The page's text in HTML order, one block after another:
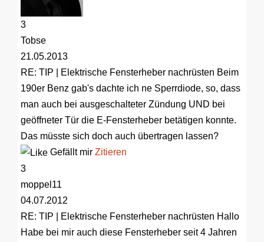
3
Tobse
21.05.2013
RE: TIP | Elektrische Fensterheber nachrüsten Beim
190er Benz gab's dachte ich ne Sperrdiode, so, dass
man auch bei ausgeschalteter Zündung UND bei
geöffneter Tür die E-Fensterheber betätigen konnte.
Das müsste sich doch auch übertragen lassen?
Gefällt mir Zitieren
3
moppel11
04.07.2012
RE: TIP | Elektrische Fensterheber nachrüsten Hallo
Habe bei mir auch diese Fensterheber seit 4 Jahren